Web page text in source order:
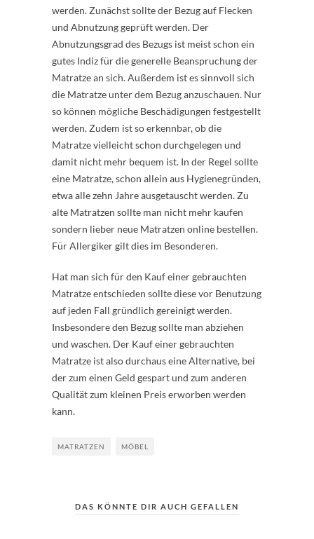
werden. Zunächst sollte der Bezug auf Flecken
und Abnutzung geprüft werden. Der
Abnutzungsgrad des Bezugs ist meist schon ein
gutes Indiz für die generelle Beanspruchung der
Matratze an sich. Außerdem ist es sinnvoll sich
die Matratze unter dem Bezug anzuschauen. Nur
so können mögliche Beschädigungen festgestellt
werden. Zudem ist so erkennbar, ob die
Matratze vielleicht schon durchgelegen und
damit nicht mehr bequem ist. In der Regel sollte
eine Matratze, schon allein aus Hygienegründen,
etwa alle zehn Jahre ausgetauscht werden. Zu
alte Matratzen sollte man nicht mehr kaufen
sondern lieber neue Matratzen online bestellen.
Für Allergiker gilt dies im Besonderen.
Hat man sich für den Kauf einer gebrauchten
Matratze entschieden sollte diese vor Benutzung
auf jeden Fall gründlich gereinigt werden.
Insbesondere den Bezug sollte man abziehen
und waschen. Der Kauf einer gebrauchten
Matratze ist also durchaus eine Alternative, bei
der zum einen Geld gespart und zum anderen
Qualität zum kleinen Preis erworben werden
kann.
MATRATZEN MÖBEL
DAS KÖNNTE DIR AUCH GEFALLEN